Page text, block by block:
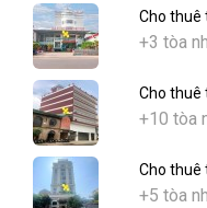
Cho thuê
+3 tòa
Cho thuê
+10 tòa
Cho thuê
+5 tòa